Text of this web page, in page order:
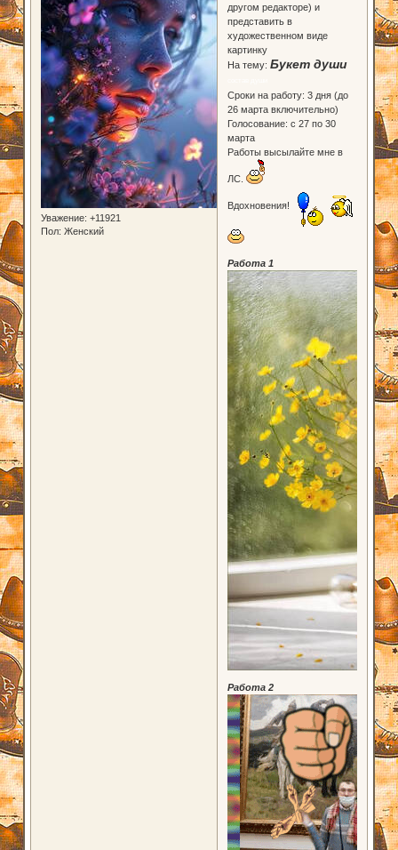
Уважение: +11921
Пол: Женский
другом редакторе) и
представить в
художественном виде
картинку
На тему: Букет души
Сроки на работу: 3 дня (до
26 марта включительно)
Голосование: с 27 по 30
марта
Работы высылайте мне в
ЛС.
Вдохновения!
Работа 1
Работа 2